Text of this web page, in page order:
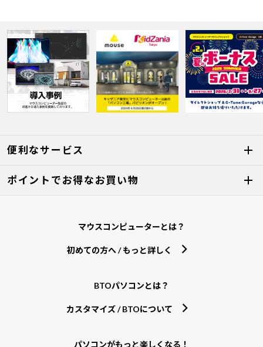
便利なサービス
ポイントでお得なお買い物
マウスコンピューターとは？
初めての方へ / もっと詳しく
BTOパソコンとは？
カスタマイズ / BTOについて
パソコンがもっと楽しくなる！